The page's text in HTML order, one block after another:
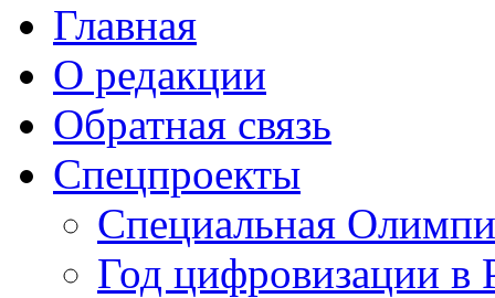
Главная
О редакции
Обратная связь
Спецпроекты
Специальная
Год цифровизации в